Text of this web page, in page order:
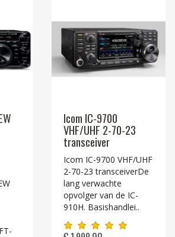
Icom IC-9700
VHF/UHF 2-70-23
transceiver
Icom IC-9700 VHF/UHF
2-70-23 transceiverDe
lang verwachte
opvolger van de IC-
910H. Basishandlei..